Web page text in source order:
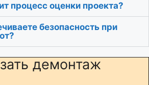
процесс оценки проекта?
безопасность при
демонтаж